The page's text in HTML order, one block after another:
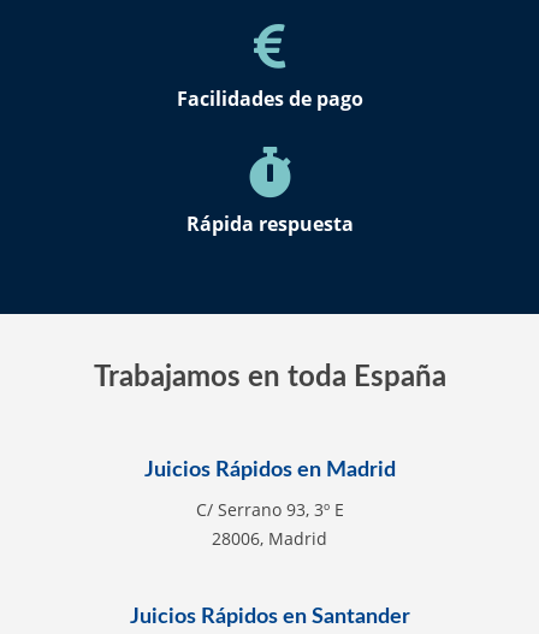
Facilidades de pago
Rápida respuesta
Trabajamos en toda España
Juicios Rápidos en Madrid
C/ Serrano 93, 3º E
28006, Madrid
Juicios Rápidos en Santander